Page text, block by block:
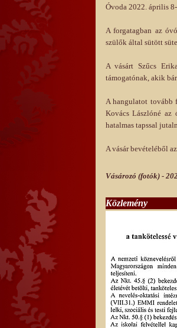
Óvoda 2022. április
A forgatagban az
szülők által sütött
A vásárt Szűcs
támogatónak, akik
A hangulatot tovább
Kovács Lászlóné az
hatalmas tapssal
A vásár bevételéből
Vásározó (fotók) -
Közlemény